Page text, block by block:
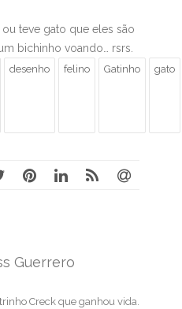
teve gato que eles são
bichinho voando… rsrs.
desenho felino Gatinho gato
Guerrero
Creck que ganhou vida.